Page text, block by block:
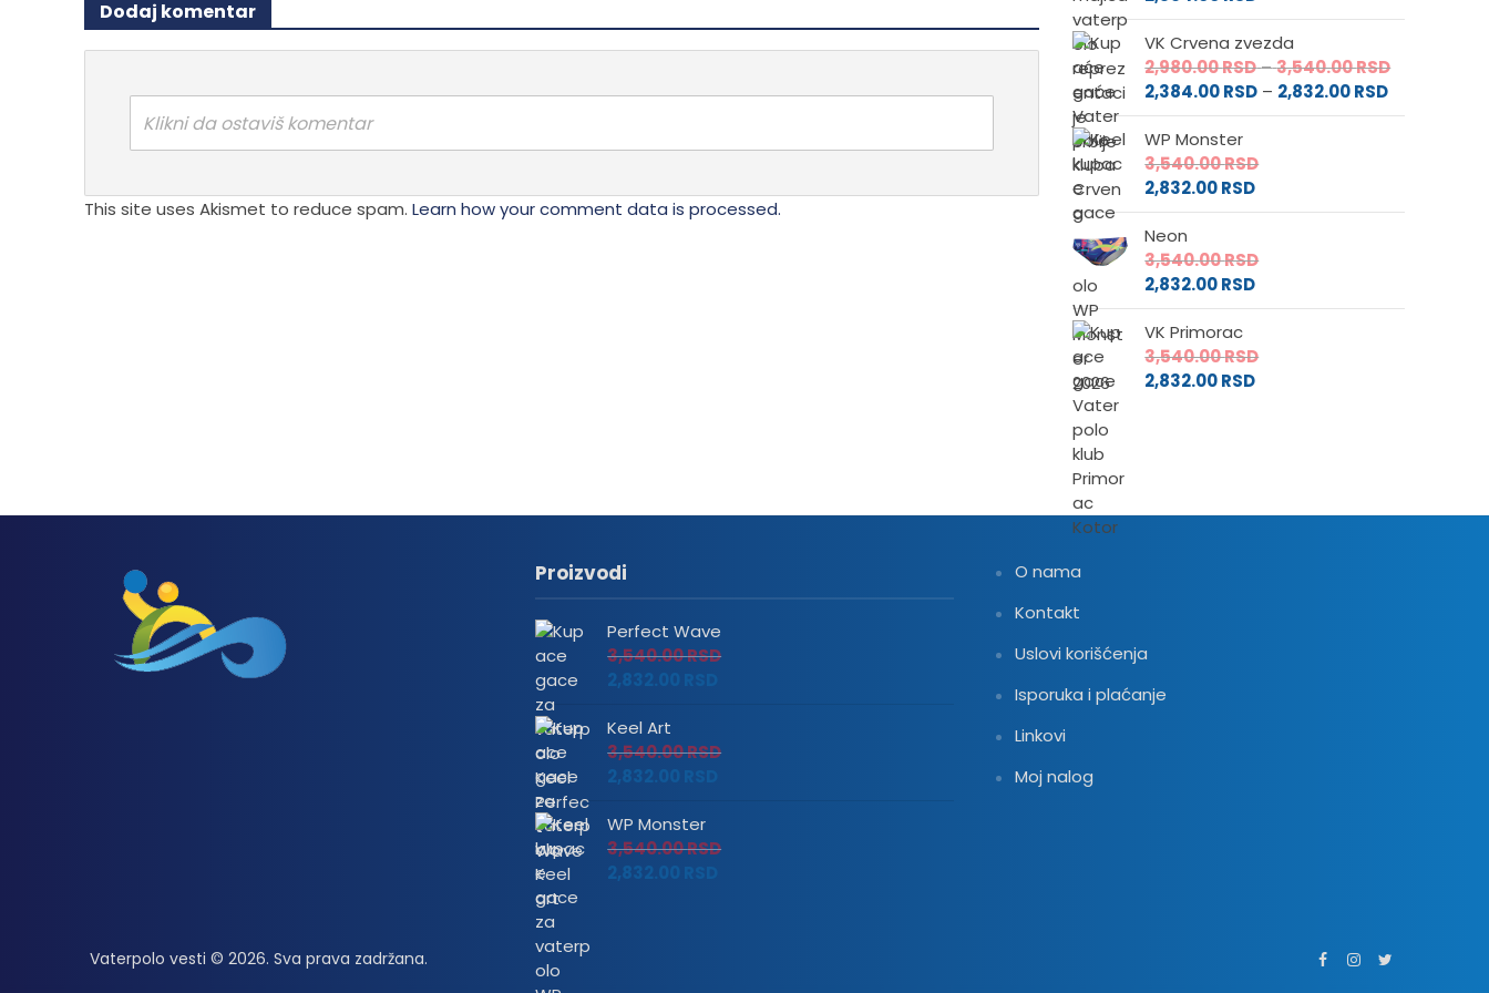
Dodaj komentar
Klikni da ostaviš komentar
This site uses Akismet to reduce spam. Learn how your comment data is processed.
VK Crvena zvezda
2,980.00RSD–3,540.00RSDRaspon
od
2,384.00RSD – 2,832.00RSDRaspon
cena:
2,832.00 RSD
WP Monster
3,540.00RSD
2,832.00RSD
Neon
3,540.00RSD
2,832.00RSD
VK Primorac
3,540.00RSD
2,832.00RSD
Proizvodi
Perfect Wave
3,540.00RSD
2,832.00
Keel Art
3,540.00RSD
2,832.00
WP Monster
3,540.00RSD
2,832.00
O nama
Kontakt
Uslovi korišćenja
Isporuka i plaćanje
Linkovi
Moj nalog
Vaterpolo vesti © 2026. Sva prava zadržana.